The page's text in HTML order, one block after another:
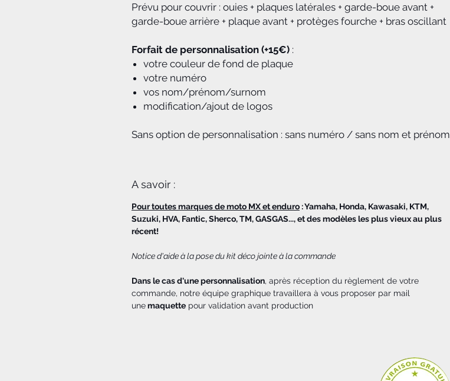
Prévu pour couvrir : ouies + plaques latérales + garde-boue avant +
garde-boue arrière + plaque avant + protèges fourche + bras oscillant
Forfait de personnalisation (+15€) :
votre couleur de fond de plaque
votre numéro
vos nom/prénom/surnom
modification/ajout de logos
Sans option de personnalisation : sans numéro / sans nom et prénom
A savoir :
Pour toutes marques de moto MX et enduro : Yamaha, Honda, Kawasaki, KTM,
Suzuki, HVA, Fantic, Sherco, TM, GASGAS..., et des modèles les plus vieux au plus
récent!
Notice d'aide à la pose du kit déco jointe à la commande
Dans le cas d'une personnalisation, après réception du règlement de votre
commande, notre équipe graphique travaillera à vous proposer par mail
unemaquette pour validation avant production